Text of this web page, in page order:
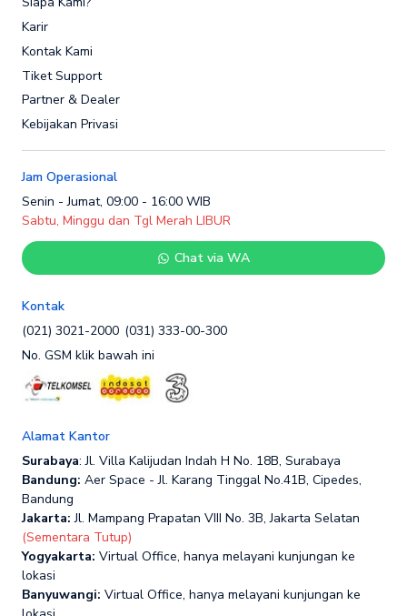
Karir
Kontak Kami
Tiket Support
Partner & Dealer
Kebijakan Privasi
Jam Operasional
Senin - Jumat, 09:00 - 16:00 WIB
Sabtu, Minggu dan Tgl Merah LIBUR
Chat via WA
Kontak
(021) 3021-2000 (031) 333-00-300
No. GSM klik bawah ini
Alamat Kantor
Surabaya: Jl. Villa Kalijudan Indah H No. 18B, Surabaya
Bandung: Aer Space - Jl. Karang Tinggal No.41B, Cipedes,
Bandung
Jakarta: Jl. Mampang Prapatan VIII No. 3B, Jakarta Selatan
(Sementara Tutup)
Yogyakarta: Virtual Office, hanya melayani kunjungan ke
lokasi
Banyuwangi: Virtual Office, hanya melayani kunjungan ke